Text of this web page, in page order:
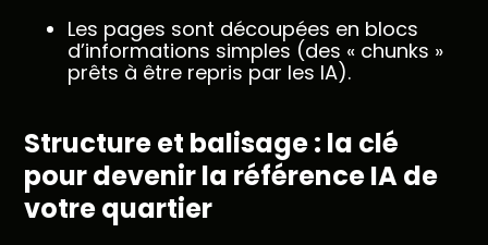
Les pages sont découpées en blocs
d’informations simples (des « chunks »
prêts à être repris par les IA).
Structure et balisage : la clé
pour devenir la référence IA de
votre quartier